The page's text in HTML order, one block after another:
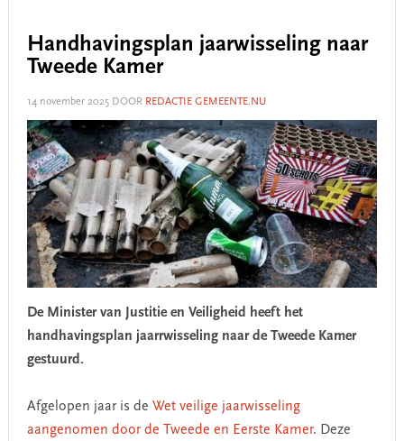
Handhavingsplan jaarwisseling naar
Tweede Kamer
14 november 2025DOOR REDACTIE GEMEENTE.NU
De Minister van Justitie en Veiligheid heeft het
handhavingsplan jaarrwisseling naar de Tweede Kamer
gestuurd.
Afgelopen jaar is de Wet veilige jaarwisseling
aangenomen door de Tweede en Eerste Kamer. Deze